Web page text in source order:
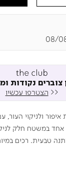
צוברים נקודות
<< הצטרפו עכשיו
איפור ולניקוי
אחד במשטח חלק
לניקוי עמוק. 100% כותנה